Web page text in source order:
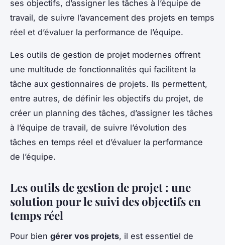
ses objectifs, d’assigner les tâches à l’équipe de
travail, de suivre l’avancement des projets en temps
réel et d’évaluer la performance de l’équipe.
Les outils de gestion de projet modernes offrent
une multitude de fonctionnalités qui facilitent la
tâche aux gestionnaires de projets. Ils permettent,
entre autres, de définir les objectifs du projet, de
créer un planning des tâches, d’assigner les tâches
à l’équipe de travail, de suivre l’évolution des
tâches en temps réel et d’évaluer la performance
de l’équipe.
Les outils de gestion de projet : une
solution pour le suivi des objectifs en
temps réel
Pour bien gérer vos projets, il est essentiel de